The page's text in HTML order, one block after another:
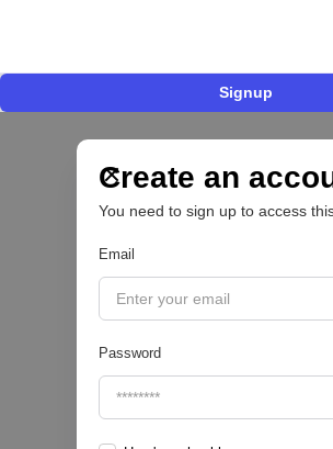
Signup
Create an
You need to sign up to access
Email
Password
operar como compañía de
Colombia y ampliar su oferta
CRÉDITO DIGITAL 💰
Valora Analitik |